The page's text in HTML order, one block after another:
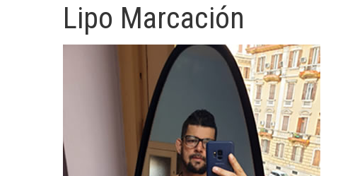
Lipo Marcación
Mamoplastia